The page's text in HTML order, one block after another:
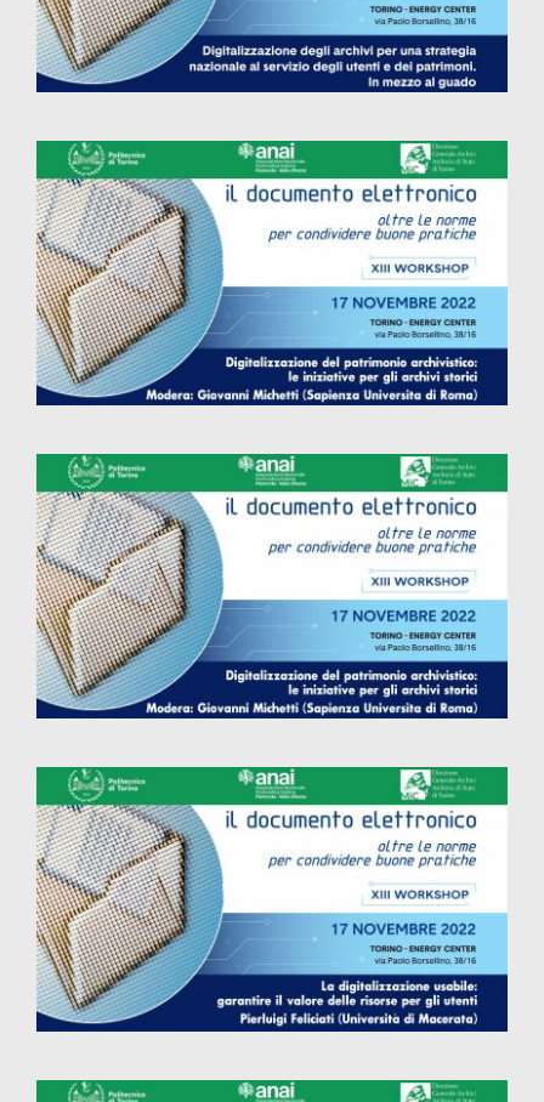
Introduzione ai lavori
Il Piano Nazionale di Digitalizzazione del
patrimonio culturale
La digitalizzazione usabile: garantire il
valore delle risorse per gli utenti